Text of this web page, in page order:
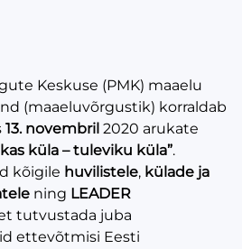
Keskuse (PMK) maaelu
(maaeluvõrgustik) korraldab
13. novembril 2020 arukate
küla – tuleviku küla”.
kõigile huvilistele, külade ja
ning LEADER
tutvustada juba
ettevõtmisi Eesti